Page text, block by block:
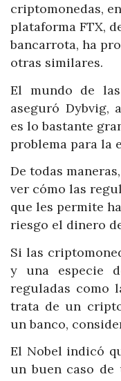
criptomonedas,
plataforma FTX,
bancarrota, ha
otras similares.
El mundo de
aseguró Dybvig,
es lo bastante
problema para la
De todas
ver cómo las
que les permite
riesgo el dinero
Si las
y una especie
reguladas como
trata de un
un banco,
El Nobel indicó
un buen caso